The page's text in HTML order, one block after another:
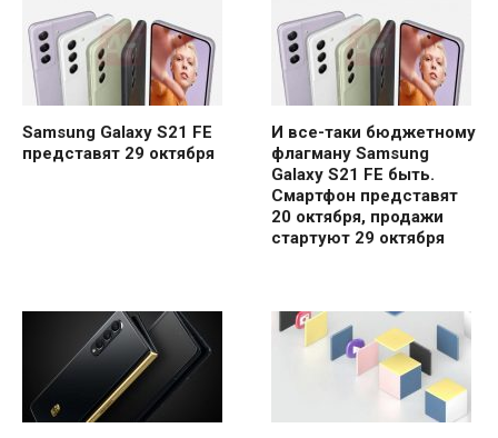
Samsung Galaxy S21 FE
представят 29 октября
И все-таки бюджетному
флагману Samsung
Galaxy S21 FE быть.
Смартфон представят
20 октября, продажи
стартуют 29 октября